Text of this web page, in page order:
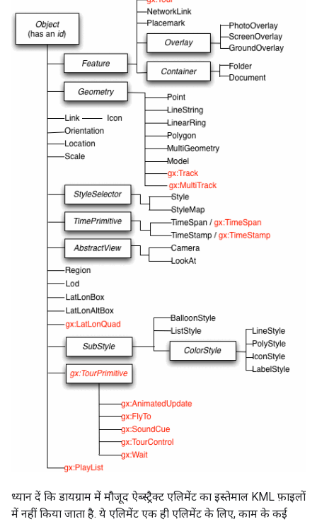
ध्यान दें कि डायग्राम में मौजूद ऐब्स्ट्रैक्ट एलिमेंट का इस्तेमाल KML फ़ाइलों
में नहीं किया जाता है. ये एलिमेंट एक ही एलिमेंट के लिए, काम के कई